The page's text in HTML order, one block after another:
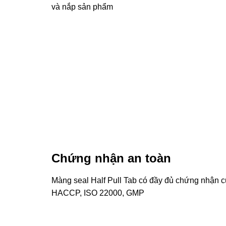
và nắp sản phẩm
Chứng nhận an toàn
Màng seal Half Pull Tab có đầy đủ chứng nhận
HACCP, ISO 22000, GMP